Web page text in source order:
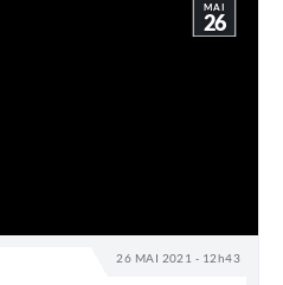
26 MAI 2021 - 12h43
MAI
26